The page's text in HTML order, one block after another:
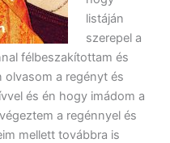
listáján
szerepel a
félbeszakítottam és
a regényt és
és én hogy imádom a
a regénnyel és
mellett továbbra is